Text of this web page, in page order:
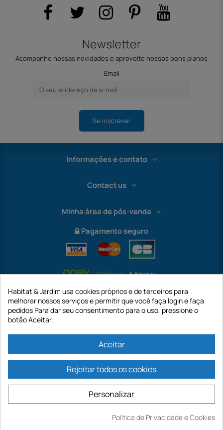
Comprar
Newsletter
Acompanhe nossas novidades e aproveite nossos bons planos
Email
Se inscrever
Informações e contato
Contact us
Minha área de pós-venda
Pagamento seguro
https://www.habitatejardim.pt é um site da empresa GECODIS SA com um
capital de 187.203,29€, 32 Rue de Paradis - PARIS 75010 (FRANÇA). A
GECODIS.SA criada em 11/04/1998 é uma subsidiária da ODAYA ​​​​​​HOLDING com
um capital de 2.750.640,00 EURO.
TODAS AS NOSSAS PROMOÇÕES SÃO VÁLIDAS ENQUANTO ESTOQUE
DISPONÍVEL
Habitat & Jardim usa cookies próprios e de terceiros para
melhorar nossos serviços e permitir que você faça login e faça
pedidos Para dar seu consentimento para o uso, pressione o
botão Aceitar.
Aceitar
Rejeitar todos os cookies
Personalizar
Política de Privacidade e Cookies